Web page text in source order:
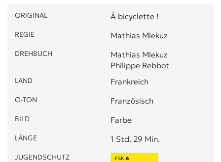
ORIGINAL À bicyclette !
REGIE Mathias Mlekuz
DREHBUCH
Mathias Mlekuz
Philippe Rebbot
LAND Frankreich
O-TON Französisch
BILD Farbe
LÄNGE 1 Std. 29 Min.
JUGENDSCHUTZ FSK 6